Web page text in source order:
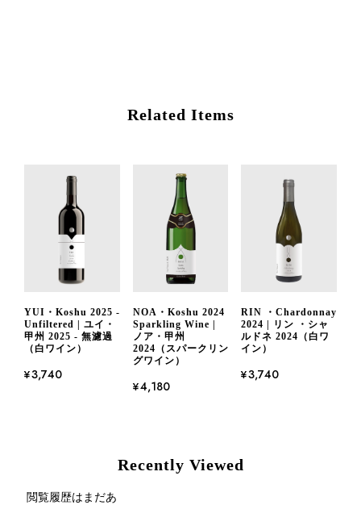
Related Items
YUI・Koshu 2025 -
Unfiltered | ユイ・
甲州 2025 - 無濾過
（白ワイン）
¥3,740
NOA・Koshu 2024
Sparkling Wine |
ノア・甲州
2024（スパークリン
グワイン）
¥4,180
RIN ・Chardonnay
2024 | リン ・シャ
ルドネ 2024（白ワ
イン）
¥3,740
Recently Viewed
閲覧履歴はまだあ